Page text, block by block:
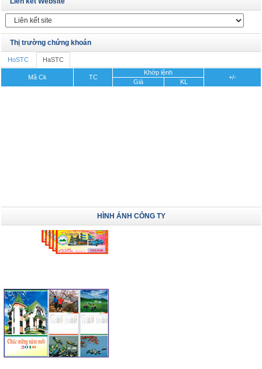
Thị trường chứng khoán
HoSTC HaSTC
Mã Ck TC
Khớp lệnh
+/-
Giá KL
HÌNH ẢNH CÔNG TY